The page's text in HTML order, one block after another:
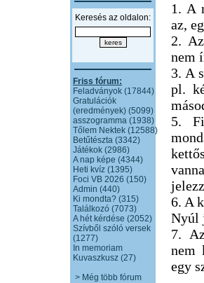
Keresés az oldalon:
Friss fórum:
Feladványok (17844)
Gratulációk
(eredmények) (5099)
asszogramma (1938)
Tőlem Nektek (12588)
Betűtészta (3342)
Játékok (2986)
A nap képe (4344)
Heti kvíz (1395)
Foci VB 2026 (150)
Admin (440)
Ki mondta? (315)
Találkozó (7073)
A hét kérdése (2052)
Szívből szóló versek
(1277)
In memoriam
Kuvaszkusz (27)
> Még több fórum
1. A
az,
2.
nem
3. A
pl.
5.
6. A
Nyúl
7.
nem
egy